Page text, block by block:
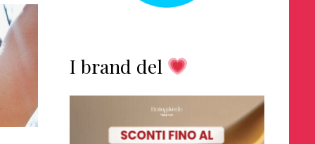
I brand del